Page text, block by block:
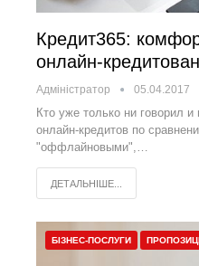
Кредит365:
онлайн-
Адміністратор 05.04.2017
Кто уже только ни говорил
онлайн-кредитов по
"оффлайновыми",…
ДЕТАЛЬНІШЕ...
БІЗНЕС-ПОСЛУГИ